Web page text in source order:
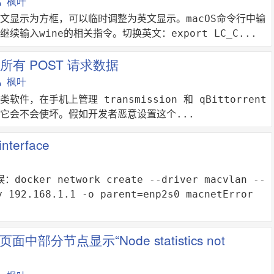
显示为方框，可以临时调整为英文显示。macOS命令行中输
继续输入wine的相关指令。切换英文：export LC_C...
有 POST 请求数据
枫叶
类软件，在手机上管理 transmission 和 qBittorrent
会不会使坏。假如开发者恶意设置这个...
错误：docker network create --driver macvlan --
-o parent=enp2s0 macnetError
面中部分节点显示“Node statistics not